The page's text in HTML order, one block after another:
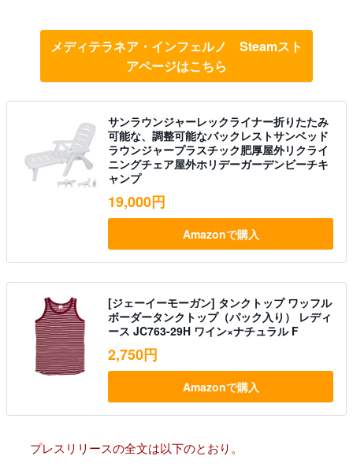
メディテラネア・インフェルノ Steamスト
アページはこちら
サンラウンジャーレックライナー折りたたみ
可能な、調整可能なバックレストサンベッド
ラウンジャープラスチック肥厚屋外リクライ
ニングチェア屋外ホリデーガーデンビーチキ
ャンプ
19,000円
Amazonで購入
[ジェーイーモーガン] タンクトップ ワッフル
ボーダータンクトップ（パック入り） レディ
ース JC763-29H ワイン×ナチュラル F
2,750円
Amazonで購入
プレスリリースの全文は以下のとおり。